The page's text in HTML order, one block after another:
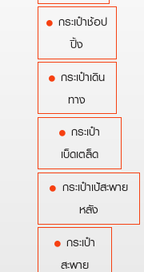
กระเป๋าช้อป
ปิ้ง
กระเป๋าเดิน
ทาง
กระเป๋า
เบ็ดเตล็ด
กระเป๋าเป้สะพาย
หลัง
กระเป๋า
สะพาย